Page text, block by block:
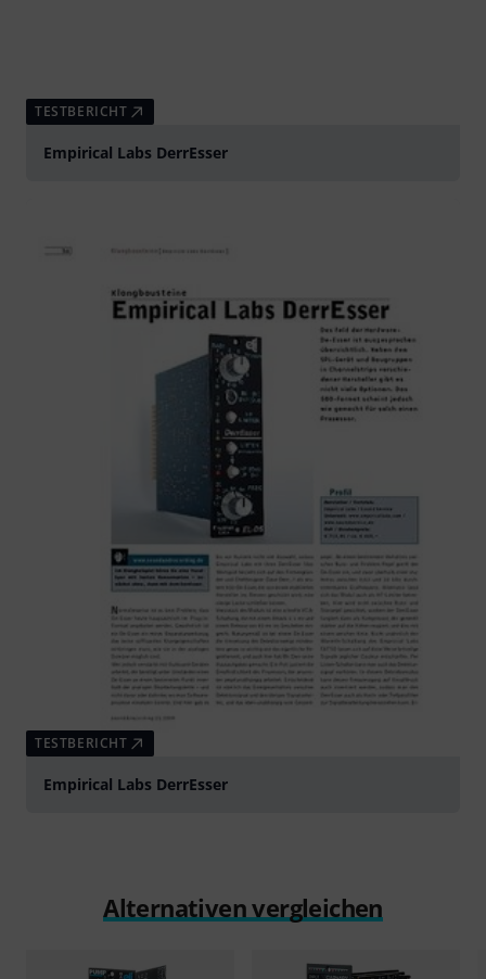
TESTBERICHT
Empirical Labs DerrEsser
TESTBERICHT
Empirical Labs DerrEsser
Alternativen vergleichen